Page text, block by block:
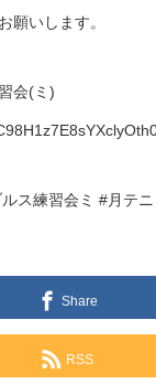
願いします。
会(ミ)
ス練習会ミ #月テ
Share
RSS